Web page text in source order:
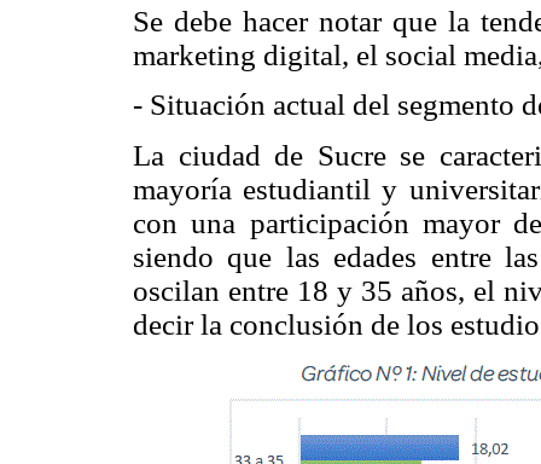
Se debe hacer notar que la
marketing digital, el social
- Situación actual del segmento
La ciudad de Sucre se
mayoría estudiantil y
con una participación mayor
siendo que las edades entre
oscilan entre 18 y 35 años, el
decir la conclusión de los